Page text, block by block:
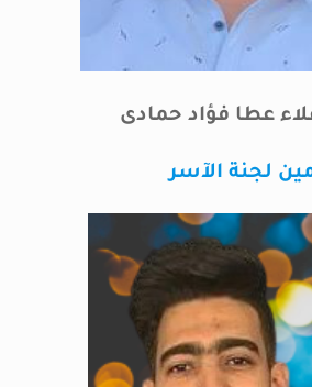
عطا فؤاد حمادى
لجنة الآسر